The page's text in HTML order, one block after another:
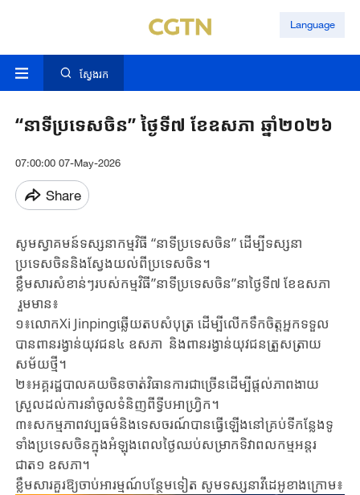
Language
ស្វែងរក
“នាទីប្រទេសចិន” ថ្ងៃទី៧ ខែឧសភា ឆ្នាំ២០២៦
07:00:00 07-May-2026
Share
សូមស្វាគមន៍ទស្សនាកម្មវិធី “នាទីប្រទេសចិន” ដើម្បីទស្សនា
ប្រទេសចិន​និង​ស្វែងយល់​ពីប្រទេសចិន។
ខ្លឹមសារសំខាន់ៗរបស់កម្មវិធី”នាទីប្រទេសចិន”នាថ្ងៃទី៧ ខែឧសភា​
រួមមាន៖
១៖លោកXi Jinpingឆ្លើយតបសំបុត្រ ដើម្បីលើកទឹកចិត្តអ្នកទទួល
បានពានរង្វាន់យុវជន៤ ឧសភា និងពានរង្វាន់យុវជនត្រួសត្រាយ
សម័យថ្មី។
២៖អគ្គរដ្ឋបាលគយចិនចាត់វិធានការជាច្រើនដើម្បីផ្តល់ភាពងាយ
ស្រួលដល់ការនាំចូលទំនិញពីទ្វីបអាហ្វ្រិក។
៣៖សកម្មភាពវប្បធម៌និងទេសចរណ៍បានធ្វើឡើងនៅគ្រប់ទីកន្លែងទូ
ទាំងប្រទេសចិនក្នុងអំឡុងពេលថ្ងៃឈប់សម្រាកទិវាពលកម្មអន្តរ
ជាត១ ឧសភា។
ខ្លឹមសារគួរឱ្យចាប់អារម្មណ៍បន្ថែមទៀត សូមទស្សនាវីដេអូខាងក្រោម៖